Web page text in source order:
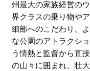
州最大の家族経営の
界クラスの乗り物や
細部へのこだわり、
な公園のアトラクシ
う情熱と監督から直
の山々に囲まれ、壮